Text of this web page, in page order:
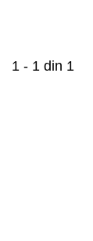
1 - 1 din 1